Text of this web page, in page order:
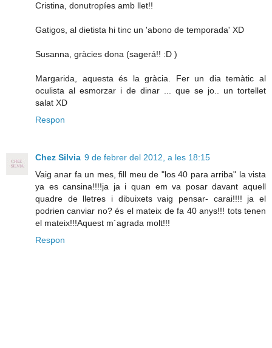
Cristina, donutropíes amb llet!!
Gatigos, al dietista hi tinc un 'abono de temporada' XD
Susanna, gràcies dona (sagerá!! :D )
Margarida, aquesta és la gràcia. Fer un dia temàtic al
oculista al esmorzar i de dinar ... que se jo.. un tortellet
salat XD
Respon
Chez Silvia 9 de febrer del 2012, a les 18:15
Vaig anar fa un mes, fill meu de "los 40 para arriba" la vista
ya es cansina!!!!ja ja i quan em va posar davant aquell
quadre de lletres i dibuixets vaig pensar- carai!!!! ja el
podrien canviar no? és el mateix de fa 40 anys!!! tots tenen
el mateix!!!Aquest m´agrada molt!!!
Respon